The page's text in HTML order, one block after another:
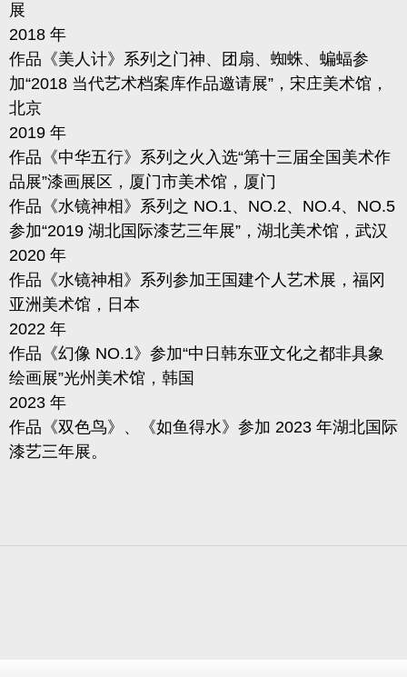
展
2018 年
作品《美人计》系列之门神、团扇、蜘蛛、蝙蝠参
加“2018 当代艺术档案库作品邀请展”，宋庄美术馆，
北京
2019 年
作品《中华五行》系列之火入选“第十三届全国美术作
品展”漆画展区，厦门市美术馆，厦门
作品《水镜神相》系列之 NO.1、NO.2、NO.4、NO.5
参加“2019 湖北国际漆艺三年展”，湖北美术馆，武汉
2020 年
作品《水镜神相》系列参加王国建个人艺术展，福冈
亚洲美术馆，日本
2022 年
作品《幻像 NO.1》参加“中日韩东亚文化之都非具象
绘画展”光州美术馆，韩国
2023 年
作品《双色鸟》、《如鱼得水》参加 2023 年湖北国际
漆艺三年展。